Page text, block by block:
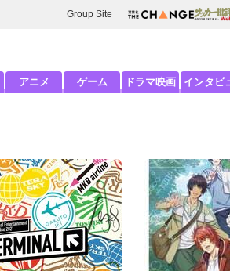
Group Site
アニメ ゲーム ドラマ映画 インタビ